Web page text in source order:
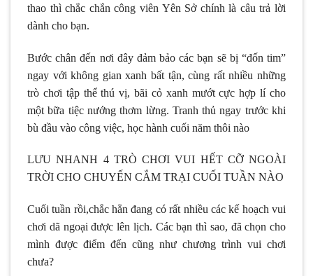
thao thì chắc chắn công viên Yên Sở chính là câu trả lời
dành cho bạn.
Bước chân đến nơi đây đảm bảo các bạn sẽ bị “đốn tim”
ngay với không gian xanh bất tận, cùng rất nhiều những
trò chơi tập thể thú vị, bãi cỏ xanh mướt cực hợp lí cho
một bữa tiệc nướng thơm lừng. Tranh thủ ngay trước khi
bù đầu vào công việc, học hành cuối năm thôi nào
LƯU NHANH 4 TRÒ CHƠI VUI HẾT CỠ NGOÀI
TRỜI CHO CHUYẾN CẮM TRẠI CUỐI TUẦN NÀO
Cuối tuần rồi,chắc hẳn đang có rất nhiều các kế hoạch vui
chơi dã ngoại được lên lịch. Các bạn thì sao, đã chọn cho
mình được điểm đến cũng như chương trình vui chơi
chưa?